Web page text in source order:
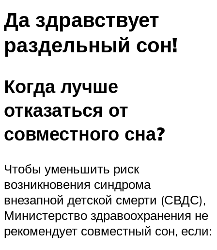
Да здравствует
раздельный сон!
Когда лучше
отказаться от
совместного сна?
Чтобы уменьшить риск
возникновения синдрома
внезапной детской смерти (СВДС),
Министерство здравоохранения не
рекомендует совместный сон, если: